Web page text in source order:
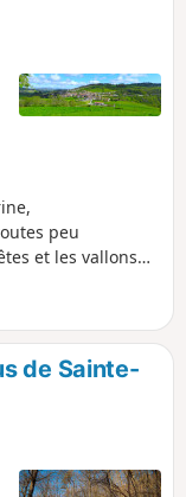
peu
et les vallons
la vallée du
temps clair.
de Sainte-